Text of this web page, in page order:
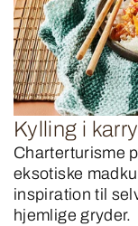
Kylling i
Charterturisme
eksotiske
inspiration til
hjemlige